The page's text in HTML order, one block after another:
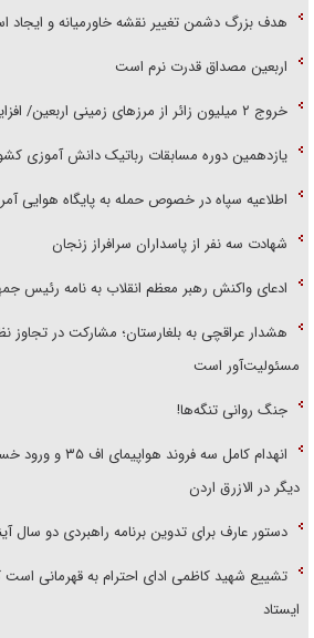
هدف بزرگ دشمن تغییر نقشه خاورمیانه و ایجاد
اربعین مصداق قدرت نرم است
‌خروج ۲ میلیون زائر از مرز‌های زمینی اربعین/ افزایش بازگشت زائران
یازدهمین دوره مسابقات رباتیک دانش آموزی
اطلاعیه سپاه در خصوص حمله به پایگاه هوایی
شهادت سه نفر از پاسداران سرافراز زنجان
ادعای واکنش رهبر معظم انقلاب به نامه رئیس
هشدار عراقچی به بلغارستان؛ مشارکت در تجاوز
مسئولیت‌آور است
جنگ روانی تنگه‌ها!
انهدام کامل سه
دیگر در الازرق اردن
دستور عارف برای تدوین برنامه راهبردی دو سال
تشییع شهید کاظمی ادای احترام به قهرمانی است
ایستاد